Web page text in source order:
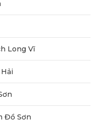
Long Vĩ
Đồ Sơn